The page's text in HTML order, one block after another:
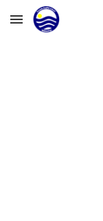
Skip to main content